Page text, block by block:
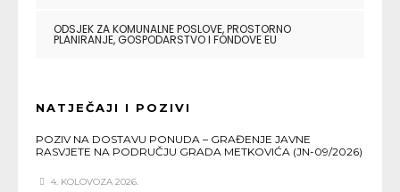
ODSJEK ZA KOMUNALNE POSLOVE, PROSTORNO
PLANIRANJE, GOSPODARSTVO I FONDOVE EU
NATJEČAJI I POZIVI
POZIV NA DOSTAVU PONUDA – GRAĐENJE JAVNE
RASVJETE NA PODRUČJU GRADA METKOVIĆA (JN-09/2026)
4. KOLOVOZA 2026.